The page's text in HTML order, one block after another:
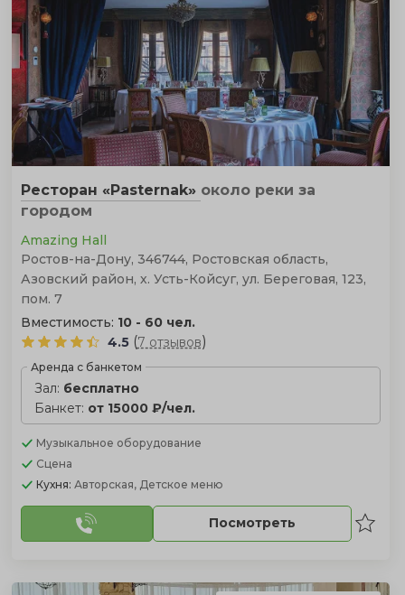
Ресторан «Pasternak» около реки за
городом
Amazing Hall
Ростов-на-Дону, 346744, Ростовская область,
Азовский район, х. Усть-Койсуг, ул. Береговая, 123,
пом. 7
Вместимость: 10 - 60 чел.
4.5 (7 отзывов)
Аренда с банкетом
Зал: бесплатно
Банкет: от 15000 ₽/чел.
Музыкальное оборудование
Сцена
Кухня: Авторская, Детское меню
Посмотреть